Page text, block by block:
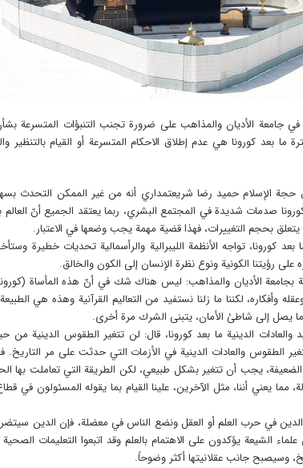
جامعة الأديان والمذاهب على ضرورة تجنب التنبؤات المتسرعة
ما بعد كورونا هي عدم إطلاق الاحكام المتسرعة أو القيام بالتنظير
حجة الإسلام حميد رضا شريعتمداري أنه من غير الممكن التحدث
صدمات شديدة في المجتمع البشري، ربما يعتقد الجميع أنّ العالم
بحجم التغييرات، فهذا قضية مهمة يجب وضعها في الاعتبار.
كورونا، تواجه الأنظمة الليبرالية والرأسمالية تحديات خطيرة
على رؤيتنا الكونية ونوع نظرة الإنسان إلى الكون والخالق.
بجامعة الأديان والمذاهب: ليس هناك شك في أنّ هذه المأساة
وأفكاره، لكننا ما زلنا نستفيد من التعاليم القرآنية وهذه هي
يصل إلى شاطئ الأمان، يتبنى الشرك مرة أخرى.
والعادات الدينية ما بعد كورونا، قال: لن تتغير الطقوس الدينية من
الطقوس والعادات الدينية في الأزمات التي حدثت على مر التاريخ.
يجب أن تتغير بشكل طبيعي، لكن الطريقة التي تعاملت بها
مما يعني أننا، مثل الآخرين، علينا القيام بما يقوله المسئولون
في حرب العلم أو العقل ونضع الناس في معضلة، فإن الدين سيتضرر
الشيعة يؤكدون على الاهتمام بالعلم وقد اتبعوا التعليمات الصحية
وسيصبح جانب عقلانيتها أكثر وضوحاً.